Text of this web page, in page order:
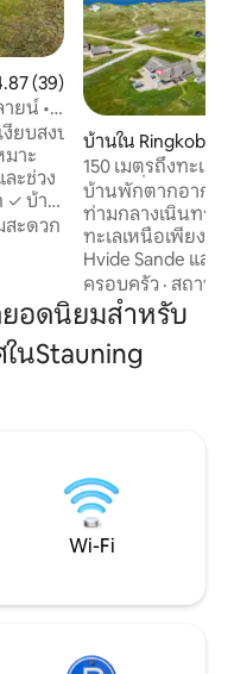
นนเฉลี่ย 4.87 จาก 5, 39 รีวิว
(39)
ยน์ •
ยบสงบ
มาะ
ะช่วง
สุด 12
งที่มี
ฟรี
นูรวม
สะดวก
บ้านใน Ringkobing
150 เมตรถึงทะเล
และวิวที่สวยงาม
บ้านพักตากอากา
ท่ามกลางเนินทรา
ทะเลเหนือเพียง
Hvide Sande และ
ได้ยินเสียงทะเล
และเพลิดเพลินกั
บนระเบียงของบ้า
แสงแดดและร่มเง
ทั้งวัน มีซาวน่า สป
ครอบครัว · สถานที่
อดนิยมสำหรับ
นStauning
Wi-Fi